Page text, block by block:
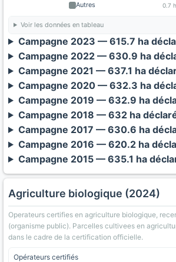
Autres 0.7
Voir les données en tableau
Campagne 2023 — 615.7 ha
Campagne 2022 — 630.9 ha
Campagne 2021 — 637.1 ha
Campagne 2020 — 632.3 ha
Campagne 2019 — 632.9 ha
Campagne 2018 — 632 ha
Campagne 2017 — 630.6 ha
Campagne 2016 — 620.2 ha
Campagne 2015 — 635.1 ha
Agriculture biologique (2024)
Operateurs certifies en agriculture biologique,
(organisme public). Parcelles cultivees en
dans le cadre de la certification officielle.
Opérateurs certifiés